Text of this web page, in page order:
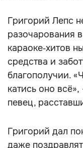
Григорий Лепс
разочарования
караоке‑хитов
средства и
благополучии.
катись оно
певец,
Григорий дал
даже